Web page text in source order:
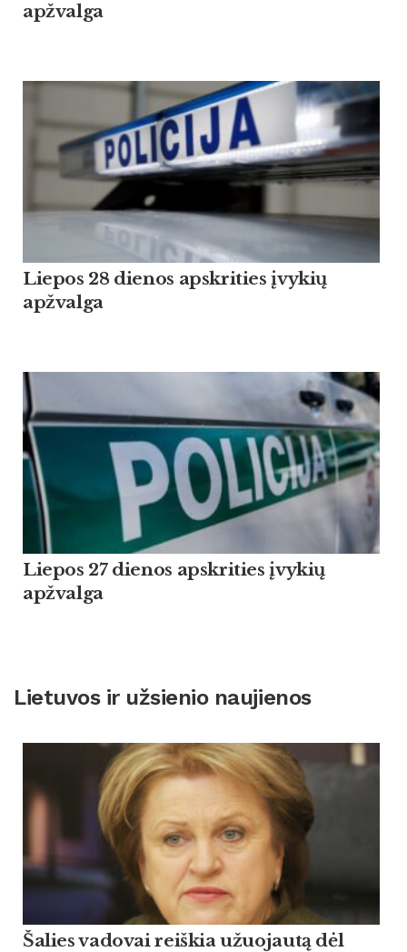
apžvalga
Liepos 28 dienos apskrities įvykių
apžvalga
Liepos 27 dienos apskrities įvykių
apžvalga
Lietuvos ir užsienio naujienos
Šalies vadovai reiškia užuojautą dėl